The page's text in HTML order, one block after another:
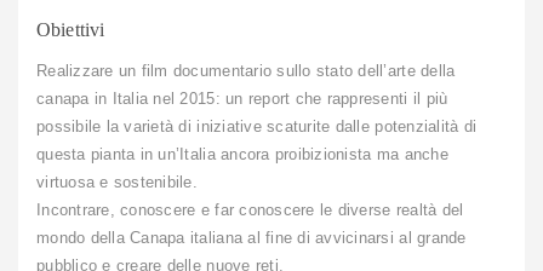
Obiettivi
Realizzare un film documentario sullo stato dell’arte della
canapa in Italia nel 2015: un report che rappresenti il più
possibile la varietà di iniziative scaturite dalle potenzialità di
questa pianta in un’Italia ancora proibizionista ma anche
virtuosa e sostenibile.
Incontrare, conoscere e far conoscere le diverse realtà del
mondo della Canapa italiana al fine di avvicinarsi al grande
pubblico e creare delle nuove reti.